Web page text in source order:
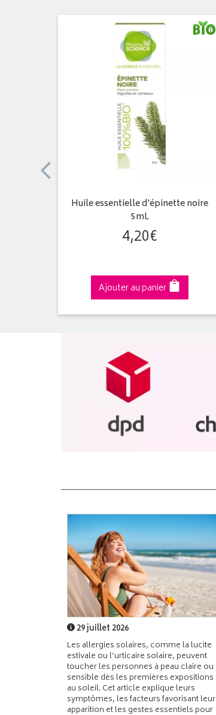
Huile essentielle d'épinette noire
5mL
4,20€
Ajouter au panier
29 juillet 2026
Les allergies solaires, comme la lucite
estivale ou l’urticaire solaire, peuvent
toucher les personnes à peau claire ou
sensible dès les premières expositions
au soleil. Cet article explique leurs
symptômes, les facteurs favorisant leur
apparition et les gestes essentiels pour